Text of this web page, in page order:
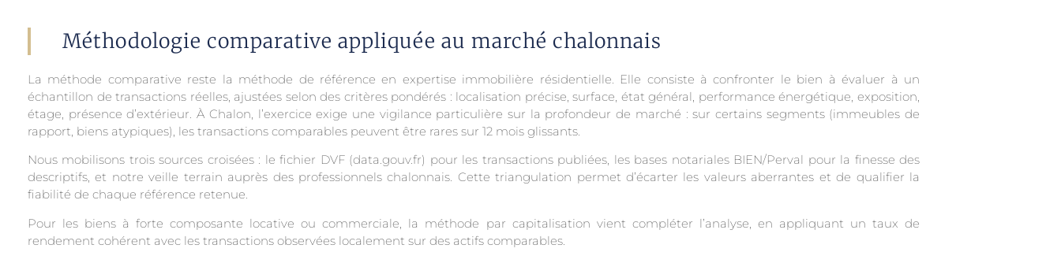
Méthodologie comparative appliquée au marché chalonnais
La méthode comparative reste la méthode de référence en expertise immobilière résidentielle. Elle consiste à confronter le bien à évaluer à un
échantillon de transactions réelles, ajustées selon des critères pondérés : localisation précise, surface, état général, performance énergétique, exposition,
étage, présence d’extérieur. À Chalon, l’exercice exige une vigilance particulière sur la profondeur de marché : sur certains segments (immeubles de
rapport, biens atypiques), les transactions comparables peuvent être rares sur 12 mois glissants.
Nous mobilisons trois sources croisées : le fichier DVF (data.gouv.fr) pour les transactions publiées, les bases notariales BIEN/Perval pour la finesse des
descriptifs, et notre veille terrain auprès des professionnels chalonnais. Cette triangulation permet d’écarter les valeurs aberrantes et de qualifier la
fiabilité de chaque référence retenue.
Pour les biens à forte composante locative ou commerciale, la méthode par capitalisation vient compléter l’analyse, en appliquant un taux de
rendement cohérent avec les transactions observées localement sur des actifs comparables.